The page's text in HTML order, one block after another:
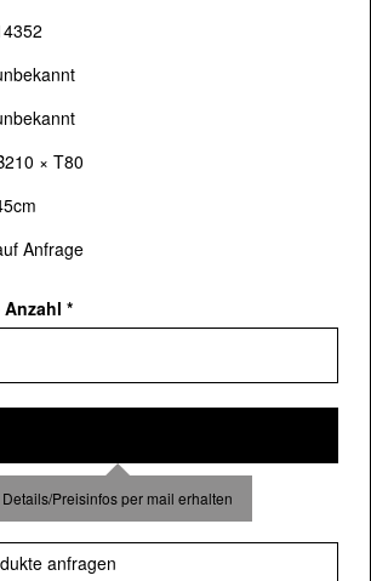
× T80
Anfrage
*
Details/Preisinfos per mail erhalten
anfragen